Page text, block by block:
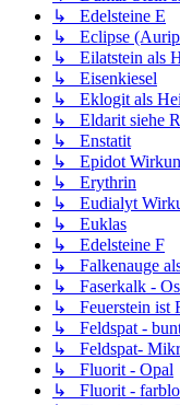
↳ Edelsteine E
↳ Eclipse
↳ Eilatstein als
↳ Eisenkiesel
↳ Eklogit als
↳ Eldarit siehe
↳ Enstatit
↳ Epidot
↳ Erythrin
↳ Eudialyt
↳ Euklas
↳ Edelsteine F
↳ Falkenauge
↳ Faserkalk -
↳ Feuerstein ist
↳ Feldspat -
↳ Feldspat-
↳ Fluorit - Opal
↳ Fluorit -